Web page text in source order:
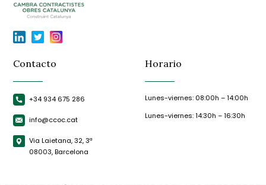
Contacto
+34 934 675 286
info@ccoc.cat
Via Laietana, 32, 3ª
08003, Barcelona
Horario
Lunes-viernes: 08:00h – 14:00h
Lunes-viernes: 14:30h – 16:30h